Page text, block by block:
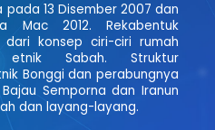
pada 13 Disember 2007 dan
Mac 2012. Rekabentuk
dari konsep ciri-ciri rumah
etnik Sabah. Struktur
Bonggi dan perabungnya
Semporna dan Iranun
dan layang-layang.